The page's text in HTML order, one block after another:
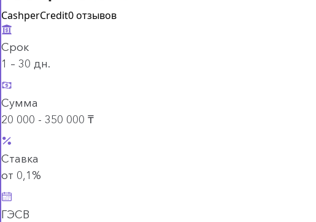
CashperCredit0 отзывов
Срок
1 – 30 дн.
Сумма
20 000 - 350 000 ₸
Ставка
от 0,1%
ГЭСВ